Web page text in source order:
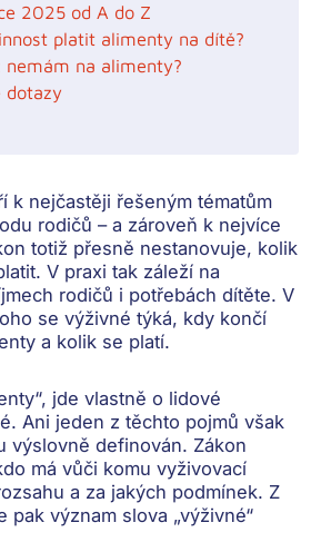
2025 od A do Z
platit alimenty na dítě?
nemám na alimenty?
dotazy
k nejčastěji řešeným tématům
rodičů – a zároveň k nejvíce
totiž přesně nestanovuje, kolik
V praxi tak záleží na
rodičů i potřebách dítěte. V
se výživné týká, kdy končí
a kolik se platí.
jde vlastně o lidové
. Ani jeden z těchto pojmů však
výslovně definován. Zákon
má vůči komu vyživovací
a za jakých podmínek. Z
pak význam slova „výživné“